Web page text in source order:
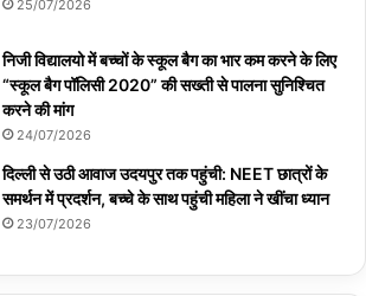
25/07/2026
निजी विद्यालयो में बच्चों के स्कूल बैग का भार कम करने के लिए
“स्कूल बैग पॉलिसी 2020” की सख्ती से पालना सुनिश्चित
करने की मांग
24/07/2026
दिल्ली से उठी आवाज उदयपुर तक पहुंची: NEET छात्रों के
समर्थन में प्रदर्शन, बच्चे के साथ पहुंची महिला ने खींचा ध्यान
23/07/2026